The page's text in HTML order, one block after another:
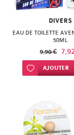
DIVERS
EAU DE TOILETTE
50ML
9,90 €
Ajouter à ma liste
AJOUTER